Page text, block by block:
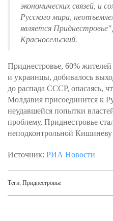
экономических связей, и
Русского мира,
является
Красносельский.
Приднестровье, 60% жителей
и украинцы, добивалось
до распада СССР, опасаясь,
Молдавия присоединится к
неудавшейся попытки
проблему, Приднестровье
неподконтрольной Кишиневу
Источник: РИА Новости
Теги: Приднестровье